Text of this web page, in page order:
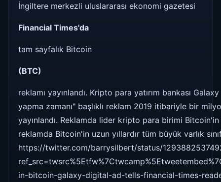
İngiltere merkezli uluslararası ekonomi gazetesi
Financial Times'da
tam sayfalık Bitcoin
(BTC)
reklamı yayınlandı. Kripto para yatırım bankası
yapma zamanı" başlıklı reklam 2019 itibariyle bir
yayınlandı. Reklamda lider kripto para birimi
reklamda Bitcoin'in uzun yıllardır tüm büyük varlık
https://twitter.com/barrysilbert/status/
in-bitcoin-galaxy-digital-ad-tells-financial-times-